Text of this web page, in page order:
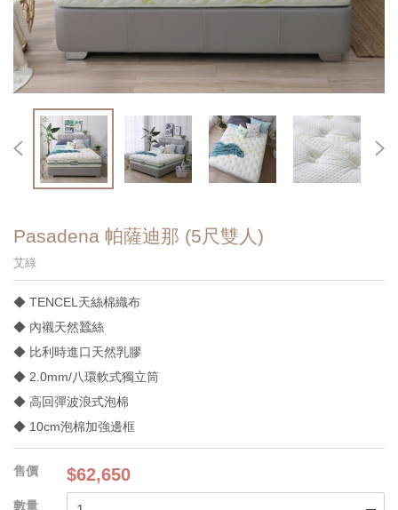
Pasadena 帕薩迪那 (5尺雙人)
艾綠
◆ TENCEL天絲棉織布
◆ 內襯天然蠶絲
◆ 比利時進口天然乳膠
◆ 2.0mm/八環軟式獨立筒
◆ 高回彈波浪式泡棉
◆ 10cm泡棉加強邊框
$62,650